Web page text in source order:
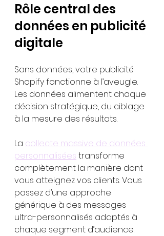
Rôle central des
données en publicité
digitale
Sans données, votre publicité
Shopify fonctionne à l’aveugle.
Les données alimentent chaque
décision stratégique, du ciblage
à la mesure des résultats.
La collecte massive de données
personnalisées transforme
complètement la manière dont
vous atteignez vos clients. Vous
passez d’une approche
générique à des messages
ultra-personnalisés adaptés à
chaque segment d’audience.